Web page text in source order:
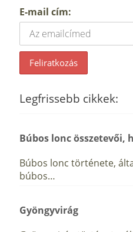
E-mail cím:
Legfrissebb cikkek:
Búbos lonc összetevői,
Búbos lonc története,
búbos…
Gyöngyvirág